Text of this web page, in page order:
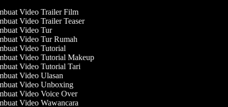
Video Trailer Film
Video Trailer Teaser
Video Tur
Video Tur Rumah
Video Tutorial
Video Tutorial Makeup
Video Tutorial Tari
Video Ulasan
Video Unboxing
Video Voice Over
Video Wawancara